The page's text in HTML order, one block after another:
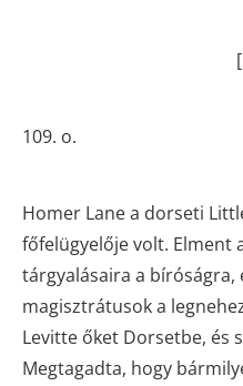
109. o.
Homer Lane a dorseti
főfelügyelője volt. Elment
tárgyalásaira a bíróságra,
magisztrátusok a
Levitte őket Dorsetbe, és
Megtagadta, hogy